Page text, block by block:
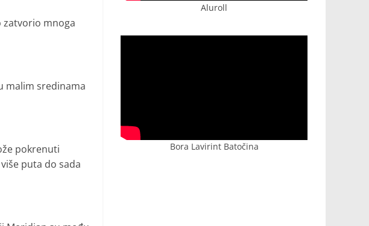
zatvorio mnoga
malim sredinama
pokrenuti
puta do sada
Aluroll
Bora Lavirint Batočina